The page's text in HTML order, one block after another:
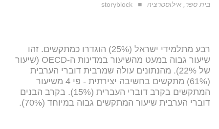
בית ספר, אילוסטרציה storyblock
רבע מתלמידי ישראל (25%) הוגדרו כמתקשים. זהו
שיעור גבוה במעט מהשיעור במדינות ה-OECD (שיעור
של 22%). מהנתונים עולה שמרבית דוברי הערבית
(61%) מתקשים בחשיבה יצירתית - פי 4 משיעור
המתקשים בקרב דוברי העברית (15%). בקרב הבנים
דוברי הערבית שיעור המתקשים גבוה במיוחד (70%).